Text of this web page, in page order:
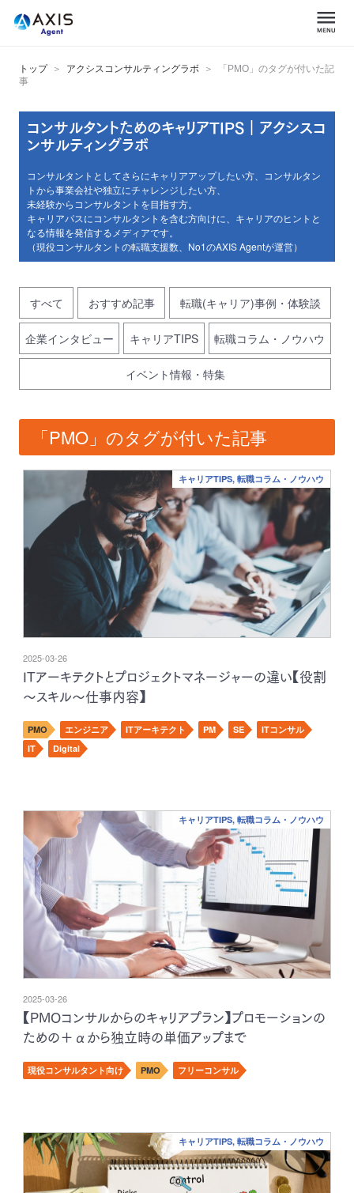
トップ アクシスコンサルティングラボ
「PMO」のタグが付いた記
事
コンサルタントためのキャリアTIPS｜アクシスコ
ンサルティングラボ
コンサルタントとしてさらにキャリアアップしたい方、コンサルタン
トから事業会社や独立にチャレンジしたい方、
未経験からコンサルタントを目指す方。
キャリアパスにコンサルタントを含む方向けに、キャリアのヒントと
なる情報を発信するメディアです。
（現役コンサルタントの転職支援数、No1のAXIS Agentが運営）
すべて おすすめ記事 転職(キャリア)事例・体験談
企業インタビュー キャリアTIPS 転職コラム・ノウハウ
イベント情報・特集
「PMO」のタグが付いた記事
キャリアTIPS, 転職コラム・ノウハウ
2025-03-26
ITアーキテクトとプロジェクトマネージャーの違い【役割
～スキル～仕事内容】
PMO エンジニア ITアーキテクト PM SE
ITコンサル
IT
Digital
キャリアTIPS, 転職コラム・ノウハウ
2025-03-26
【PMOコンサルからのキャリアプラン】プロモーションの
ための＋αから独立時の単価アップまで
現役コンサルタント向け PMO フリーコンサル
キャリアTIPS, 転職コラム・ノウハウ